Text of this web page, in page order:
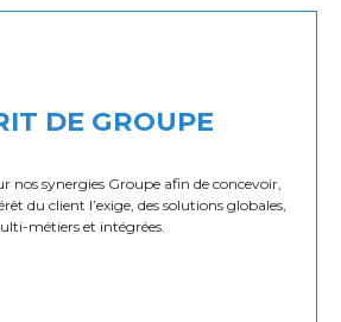
DE GROUPE
nos synergies Groupe afin de concevoir,
du client l’exige, des solutions globales,
métiers et intégrées.